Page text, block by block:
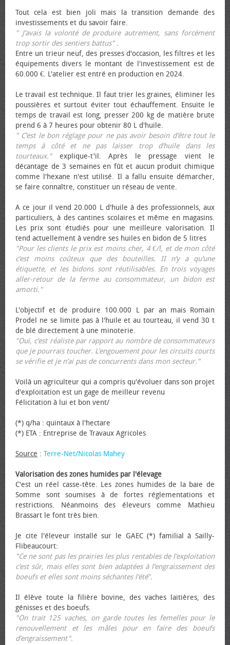
Tout cela est bien joli mais la transition demande des
investissements et du savoir faire.
" J’avais la volonté de produire autrement, sans forcément
trop sortir des sentiers battus".
Entre un trieur neuf, des presses d'occasion, les filtres et les
équipements divers le montant de l'investissement est de
60.000 €. L'atelier est entré en production en 2024.
Le travail est technique. Il faut trier les graines, éliminer les
poussières et surtout éviter tout échauffement. Ensuite le
temps de travail est long, presser 200 kg de matière brute
prend 6 à 7 heures pour obtenir 80 L d'huile.
" C’est le bon réglage pour ne pas avoir besoin d’être tout le
temps à côté et ne pas laisser trop d’huile dans les
tourteaux."explique-t'il. Après le pressage vient le
décantage de 3 semaines en fût et aucun produit chimique
comme l'hexane n'est utilisé. Il a fallu ensuite démarcher,
se faire connaître, constituer un réseau de vente.
A ce jour il vend 20.000 L d'huile à des professionnels, aux
particuliers, à des cantines scolaires et même en magasins.
Les prix sont étudiés pour une meilleure valorisation. Il
tend actuellement à vendre ses huiles en bidon de 5 litres
"Pour les clients le prix est moins cher, 4 €/l, et de mon côté
c’est moins coûteux que des bouteilles. II n’y a qu’une
étiquette, et les bidons sont réutilisables. En trois voyages
aller-retour de la ferme au consommateur, un bidon est
amorti."
L'objectif et de produire 100.000 L par an mais Romain
Prodel ne se limite pas à l'huile et au tourteau, il vend 30 t
de blé directement à une minoterie.
"Oui, c’est réaliste par rapport au nombre de consommateurs
que je pourrais toucher. L’engouement pour les circuits courts
se vérifie et je n’ai pas de concurrents dans mon secteur."
Voilà un agriculteur qui a compris qu'évoluer dans son projet
d'exploitation est un gage de meilleur revenu
Félicitation à lui et bon vent/
(*) q/ha : quintaux à l'hectare
(*) ETA : Entreprise de Travaux Agricoles
Source : Terre-Net/Nicolas Mahey
Valorisation des zones humides par l'élevage
C'est un réel casse-tête. Les zones humides de la baie de
Somme sont soumises à de fortes réglementations et
restrictions. Néanmoins des éleveurs comme Mathieu
Brassart le font très bien.
Je cite l'éleveur installé sur le GAEC (*) familial à Sailly-
Flibeaucourt:
"Ce ne sont pas les prairies les plus rentables de l’exploitation
c’est sûr, mais elles sont bien adaptées à l’engraissement des
bœufs et elles sont moins séchantes l’été".
Il élève toute la filière bovine, des vaches laitières, des
génisses et des bœufs.
"On trait 125 vaches, on garde toutes les femelles pour le
renouvellement et les mâles pour en faire des bœufs
d’engraissement".